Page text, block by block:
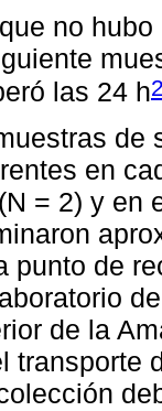
no
las 24 h
de
en
= 2) y en
punto de
de la
transporte